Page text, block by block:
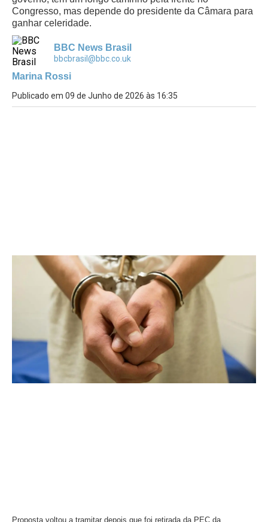
Congresso, mas depende do presidente da Câmara para
ganhar celeridade.
BBC News Brasil
bbcbrasil@bbc.co.uk
Marina Rossi
Publicado em 09 de Junho de 2026 às 16:35
Proposta voltou a tramitar depois que foi retirada da PEC da